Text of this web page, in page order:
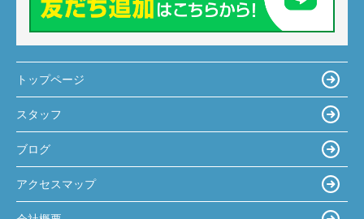
トップページ
スタッフ
ブログ
アクセスマップ